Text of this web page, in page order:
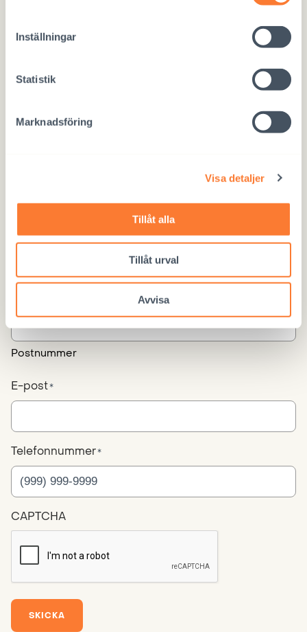
Inställningar
Statistik
Marknadsföring
Visa detaljer
Tillåt alla
Tillåt urval
Avvisa
Familjenamn
Födelsedatum*
Gatuadress
Postnummer
E-post*
Telefonnummer*
CAPTCHA
SKICKA